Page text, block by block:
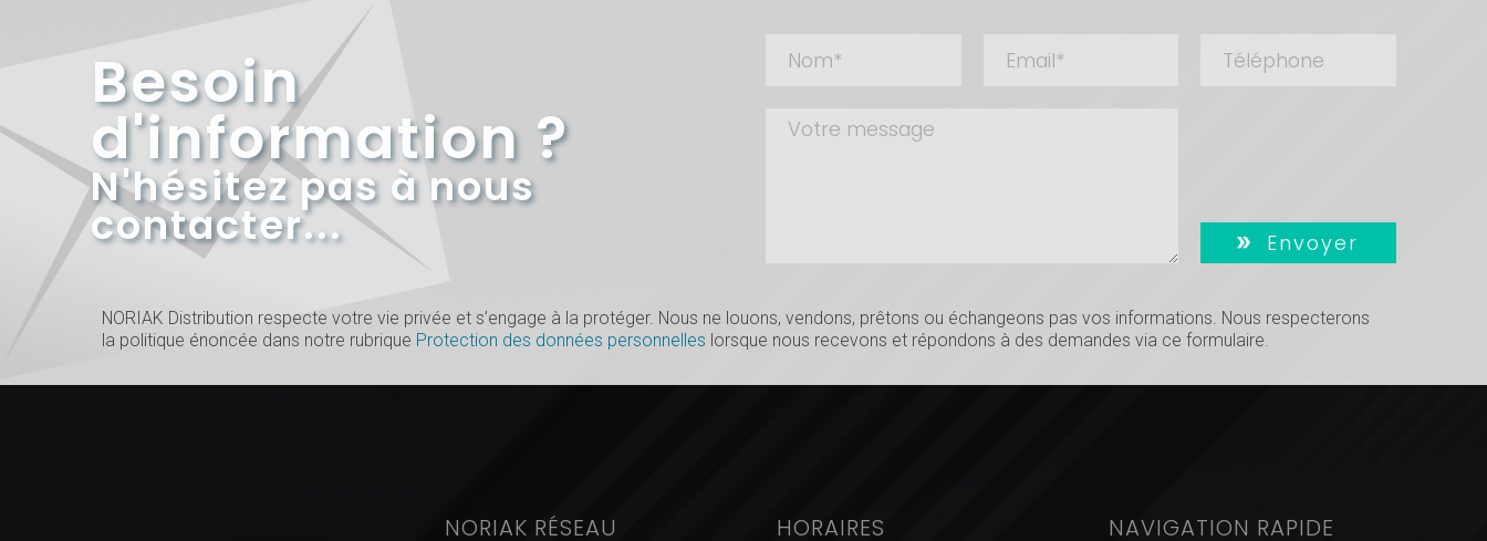
Besoin
d'information ?
N'hésitez pas à nous
contacter... Envoyer
NORIAK Distribution respecte votre vie privée et s’engage à la protéger. Nous ne louons, vendons, prêtons ou échangeons pas vos informations. Nous respecterons
la politique énoncée dans notre rubrique Protection des données personnelles lorsque nous recevons et répondons à des demandes via ce formulaire.
NORIAK RÉSEAU HORAIRES NAVIGATION RAPIDE